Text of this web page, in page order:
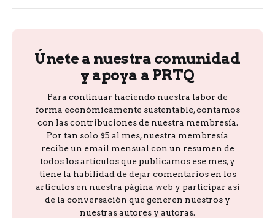
Únete a nuestra comunidad
y apoya a PRTQ
Para continuar haciendo nuestra labor de
forma económicamente sustentable, contamos
con las contribuciones de nuestra membresía.
Por tan solo $5 al mes, nuestra membresía
recibe un email mensual con un resumen de
todos los artículos que publicamos ese mes, y
tiene la habilidad de dejar comentarios en los
artículos en nuestra página web y participar así
de la conversación que generen nuestros y
nuestras autores y autoras.